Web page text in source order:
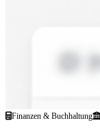
Finanzen & Buchhaltung